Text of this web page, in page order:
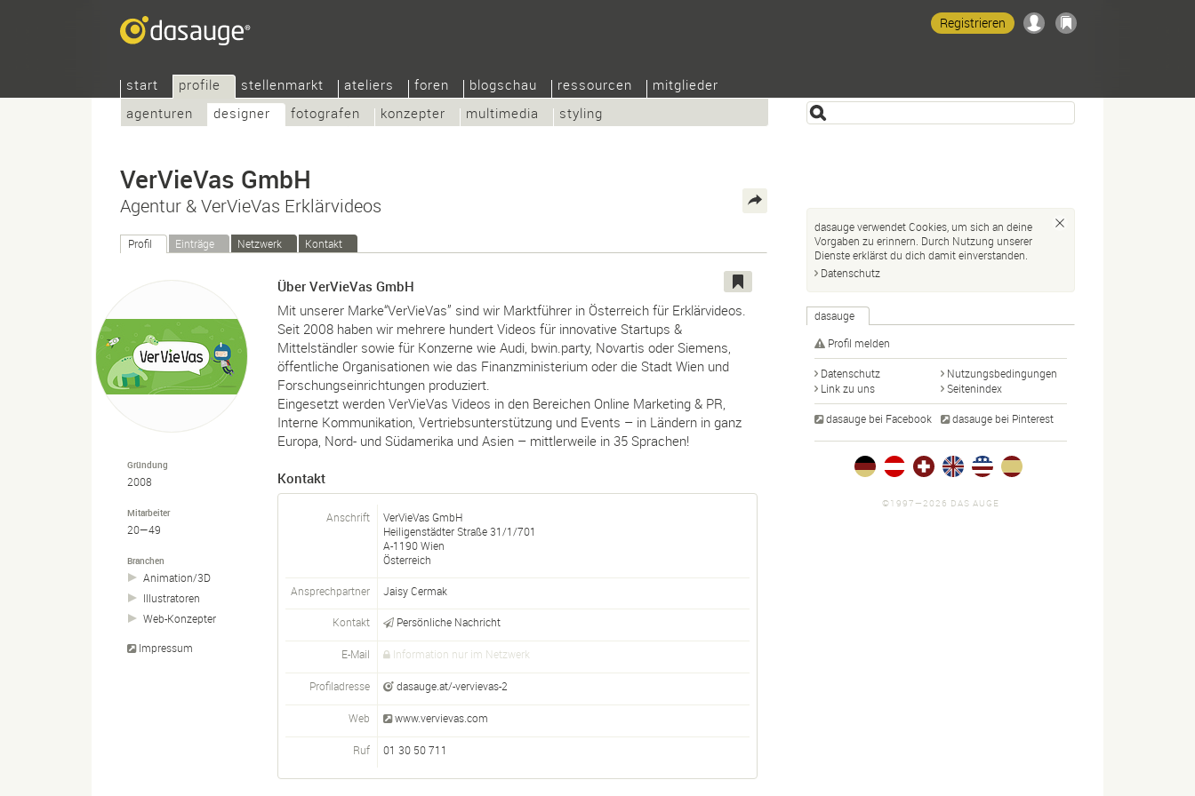
start
profile
agenturen
designer fotografen konzepter multimedia styling
stellenmarkt ateliers foren blogschau ressourcen mitglieder
Registrieren
VerVieVas GmbH
Agentur & VerVieVas Erklärvideos
Profil Einträge Netzwerk Kontakt
Gründung
2008
Mitarbeiter
20—49
Branchen
Animation/3D
Illustratoren
Web-Konzepter
Impressum
Über VerVieVas GmbH
Mit unserer Marke“VerVieVas” sind wir Marktführer in Österreich für Erklärvideos.
Seit 2008 haben wir mehrere hundert Videos für innovative Startups &
Mittelständler sowie für Konzerne wie Audi, bwin.party, Novartis oder Siemens,
öffentliche Organisationen wie das Finanzministerium oder die Stadt Wien und
Forschungseinrichtungen produziert.
Eingesetzt werden VerVieVas Videos in den Bereichen Online Marketing & PR,
Interne Kommunikation, Vertriebsunterstützung und Events – in Ländern in ganz
Europa, Nord- und Südamerika und Asien – mittlerweile in 35 Sprachen!
Kontakt
Anschrift
VerVieVas GmbH
Heiligenstädter Straße 31/1/701
A-1190Wien
Österreich
Ansprechpartner Jaisy Cermak
Kontakt Persönliche Nachricht
E-Mail Information nur im Netzwerk
Profiladresse dasauge.at/-vervievas-2
Web www.vervievas.com
Ruf 01 30 50 711
dasauge verwendet Cookies, um sich an deine
Vorgaben zu erinnern. Durch Nutzung unserer
Dienste erklärst du dich damit einverstanden.
Datenschutz
dasauge
Profil melden
Datenschutz
Nutzungsbedingungen
Link zu uns
Seitenindex
dasauge bei Facebook dasauge bei Pinterest
©1997—2026 DAS AUGE